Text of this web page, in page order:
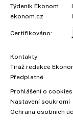
Týdeník Ekonom
ekonom.cz
Certifikováno:
Kontakty
Tiráž redakce
Předplatné
Prohlášení o cookies
Nastavení soukromí
Ochrana osobních